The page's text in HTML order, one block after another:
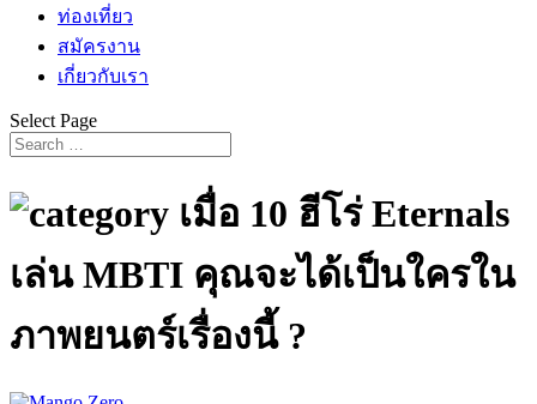
ท่องเที่ยว
สมัครงาน
เกี่ยวกับเรา
Select Page
เมื่อ 10 ฮีโร่ Eternals
เล่น MBTI คุณจะได้เป็นใครใน
ภาพยนตร์เรื่องนี้ ?